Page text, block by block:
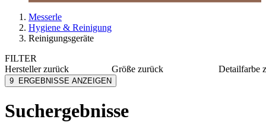
Messerle
Hygiene & Reinigung
Reinigungsgeräte
FILTER
Herstellerzurück
Kärcher
Numatic
Severin
Größe zurück
mehr anzeigen
Detailfarbe
9 ERGEBNISSE ANZEIGEN
Suchergebnisse